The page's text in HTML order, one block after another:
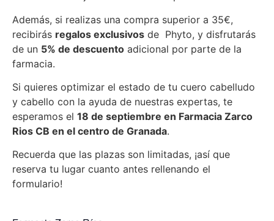
Además, si realizas una compra superior a 35€,
recibirás regalos exclusivos de Phyto, y disfrutarás
de un 5% de descuento adicional por parte de la
farmacia.
Si quieres optimizar el estado de tu cuero cabelludo
y cabello con la ayuda de nuestras expertas, te
esperamos el 18 de septiembre en Farmacia Zarco
Rios CB en el centro de Granada.
Recuerda que las plazas son limitadas, ¡así que
reserva tu lugar cuanto antes rellenando el
formulario!